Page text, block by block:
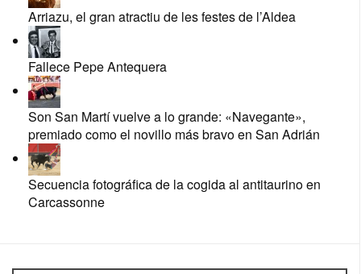
Arriazu, el gran atractiu de les festes de l’Aldea
Fallece Pepe Antequera
Son San Martí vuelve a lo grande: «Navegante»,
premiado como el novillo más bravo en San Adrián
Secuencia fotográfica de la cogida al antitaurino en
Carcassonne